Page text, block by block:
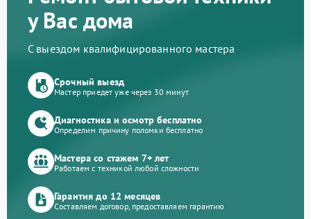
у Вас дома
С выездом квалифицированного мастера
Срочный выезд
Мастер приедет уже через 30 минут
Диагностика и осмотр бесплатно
Определим причину поломки бесплатно
Мастера со стажем 7+ лет
Работаем с техникой любой сложности
Гарантия до 12 месяцев
Составляем договор, предоставляем гарантию